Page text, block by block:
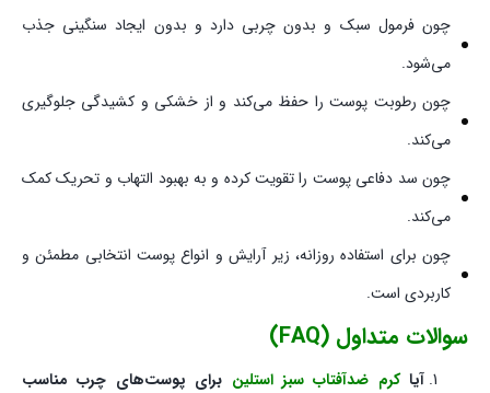
چون فرمول سبک و بدون چربی دارد و بدون ایجاد سنگینی جذب
می‌شود.
چون رطوبت پوست را حفظ می‌کند و از خشکی و کشیدگی جلوگیری
می‌کند.
چون سد دفاعی پوست را تقویت کرده و به بهبود التهاب و تحریک کمک
می‌کند.
چون برای استفاده روزانه، زیر آرایش و انواع پوست انتخابی مطمئن و
کاربردی است.
سوالات متداول (FAQ)
آیاکرم ضدآفتاب سبز استلین برای پوست‌های چرب مناسب